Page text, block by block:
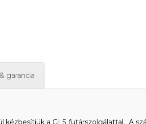
garancia
kézbesítjük a GLS futárszolgálattal. A